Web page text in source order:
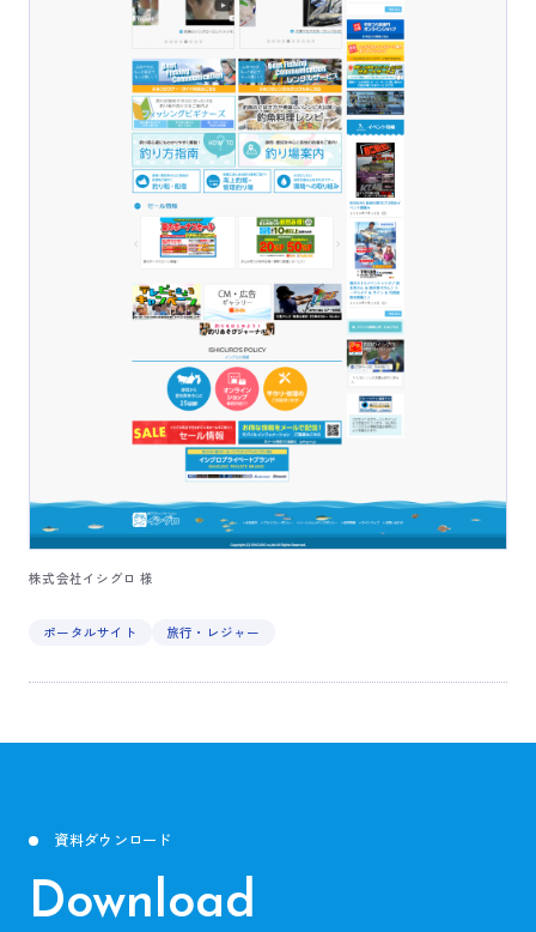
株式会社イシグロ 様
ポータルサイト 旅行・レジャー
資料ダウンロード
Download